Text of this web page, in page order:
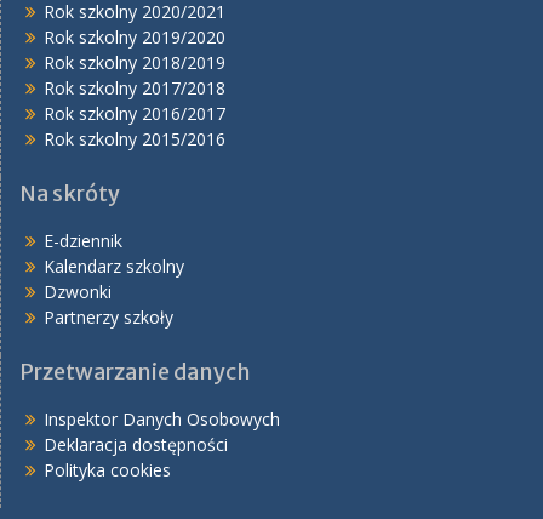
Rok szkolny 2020/2021
Rok szkolny 2019/2020
Rok szkolny 2018/2019
Rok szkolny 2017/2018
Rok szkolny 2016/2017
Rok szkolny 2015/2016
Na skróty
E-dziennik
Kalendarz szkolny
Dzwonki
Partnerzy szkoły
Przetwarzanie danych
Inspektor Danych Osobowych
Deklaracja dostępności
Polityka cookies